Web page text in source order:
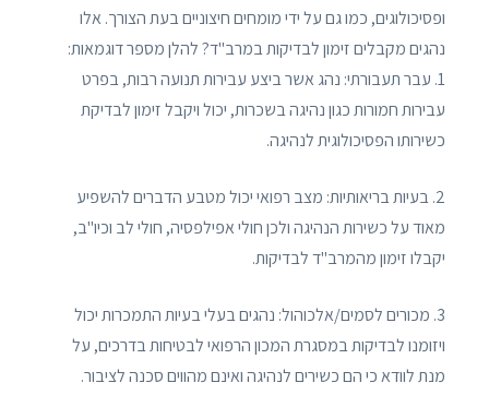
ופסיכולוגים, כמו גם על ידי מומחים חיצוניים בעת הצורך. אלו
נהגים מקבלים זימון לבדיקות במרב"ד? להלן מספר דוגמאות:
1. עבר תעבורתי: נהג אשר ביצע עבירות תנועה רבות, בפרט
עבירות חמורות כגון נהיגה בשכרות, יכול ויקבל זימון לבדיקת
כשירותו הפסיכולוגית לנהיגה.
2. בעיות בריאותיות: מצב רפואי יכול מטבע הדברים להשפיע
מאוד על כשירות הנהיגה ולכן חולי אפילפסיה, חולי לב וכיו"ב,
יקבלו זימון מהמרב"ד לבדיקות.
3. מכורים לסמים/אלכוהול: נהגים בעלי בעיות התמכרות יכול
ויזומנו לבדיקות במסגרת המכון הרפואי לבטיחות בדרכים, על
מנת לוודא כי הם כשירים לנהיגה ואינם מהווים סכנה לציבור.